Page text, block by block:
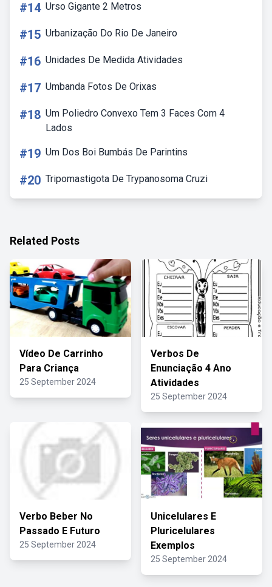
#14 Urso Gigante 2 Metros
#15 Urbanização Do Rio De Janeiro
#16 Unidades De Medida Atividades
#17 Umbanda Fotos De Orixas
#18 Um Poliedro Convexo Tem 3 Faces Com 4
Lados
#19 Um Dos Boi Bumbás De Parintins
#20 Tripomastigota De Trypanosoma Cruzi
Related Posts
Vídeo De Carrinho
Para Criança
25 September 2024
Verbos De
Enunciação 4 Ano
Atividades
25 September 2024
Verbo Beber No
Passado E Futuro
25 September 2024
Unicelulares E
Pluricelulares
Exemplos
25 September 2024